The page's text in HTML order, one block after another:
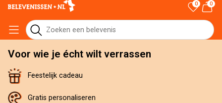
0 0
Voor wie je écht wilt verrassen
Feestelijk cadeau
Gratis personaliseren